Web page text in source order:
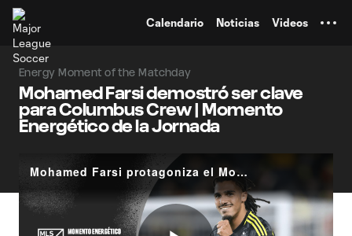
Calendario Noticias Videos
Energy Moment of the Matchday
Mohamed Farsi demostró ser clave
para Columbus Crew | Momento
Energético de la Jornada
Mohamed Farsi protagoniza el Momento Energético de la Jornada 4